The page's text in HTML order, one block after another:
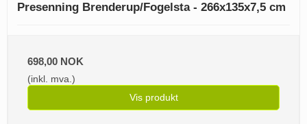
Presenning Brenderup/Fogelsta - 266x135x7,5 cm
698,00 NOK
(inkl. mva.)
Vis produkt